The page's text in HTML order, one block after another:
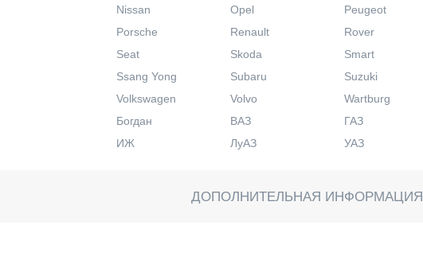
Nissan
Opel Peugeot
Porsche
Renault Rover
Seat
Skoda Smart
Ssang Yong
Subaru Suzuki
Volkswagen
Volvo Wartburg
Богдан
ВАЗ ГАЗ
ИЖ
ЛуАЗ УАЗ
ДОПОЛНИТЕЛЬНАЯ ИНФОРМАЦИЯ